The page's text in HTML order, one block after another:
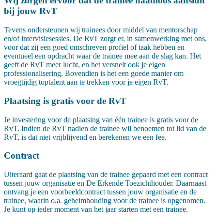
bij jouw RvT
Tevens ondersteunen wij trainees door middel van mentorschap
en/of intervisiesessies. De RvT zorgt er, in samenwerking met ons,
voor dat zij een goed omschreven profiel of taak hebben en
eventueel een opdracht waar de trainee mee aan de slag kan. Het
geeft de RvT meer lucht, en het versnelt ook je eigen
professionalisering. Bovendien is het een goede manier om
vroegtijdig toptalent aan te trekken voor je eigen RvT.
Plaatsing is gratis voor de RvT
Je investering voor de plaatsing van één trainee is gratis voor de
RvT. Indien de RvT nadien de trainee wil benoemen tot lid van de
RvT, is dat niet vrijblijvend en berekenen we een fee.
Contract
Uiteraard gaat de plaatsing van de trainee gepaard met een contract
tussen jouw organisatie en De Erkende Toezichthouder. Daarnaast
ontvang je een voorbeeldcontract tussen jouw organisatie en de
trainee, waarin o.a. geheimhouding voor de trainee is opgenomen.
Je kunt op ieder moment van het jaar starten met een trainee.